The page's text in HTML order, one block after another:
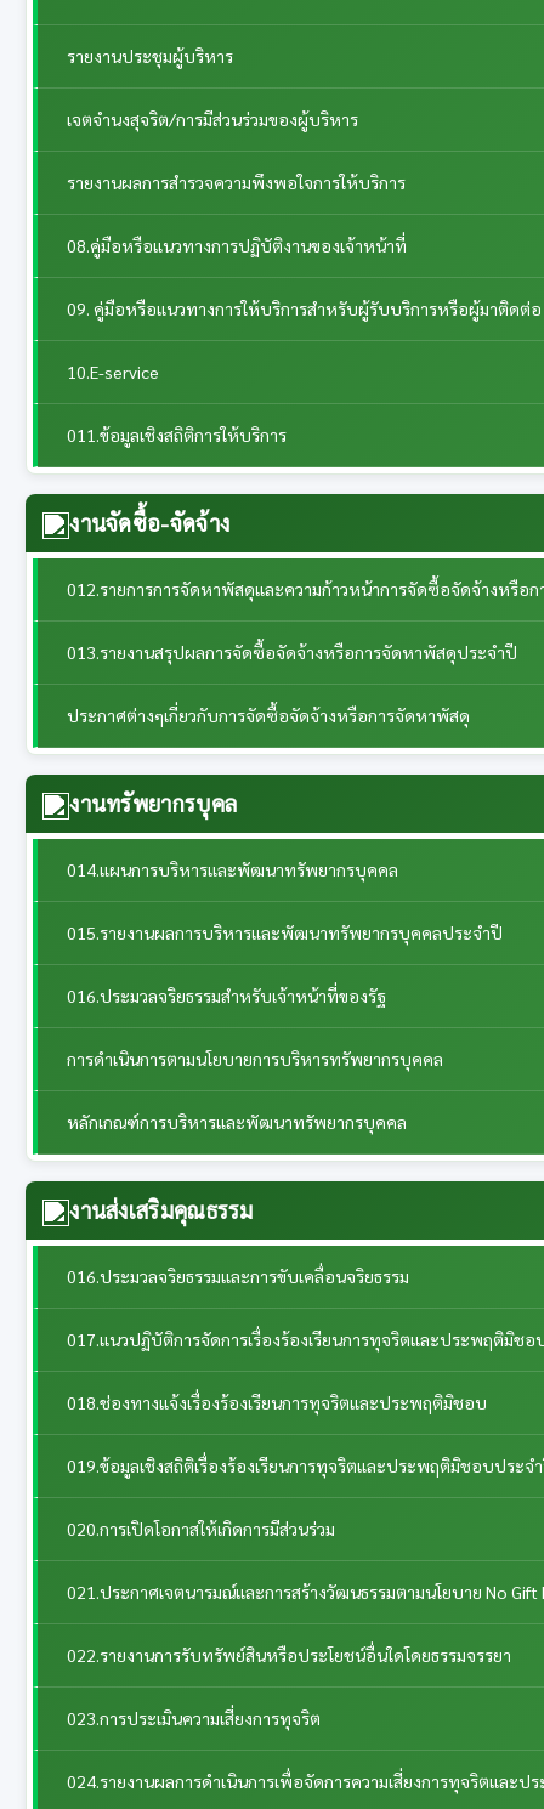
รายงานประชุมผู้บริหาร
เจตจำนงสุจริต/การมีส่วนร่วมของผู้บริหาร
รายงานผลการสำรวจความพึงพอใจการให้บริการ
08.คู่มือหรือแนวทางการปฏิบัติงานของเจ้าหน้าที่
09. คู่มือหรือแนวทางการให้บริการสำหรับผู้รับบริการหรือผู้มาติดต่อ
10.E-service
011.ข้อมูลเชิงสถิติการให้บริการ
งานจัดซื้อ-จัดจ้าง
012.รายการการจัดหาพัสดุและความก้าวหน้าการจัดซื้อจัดจ้างหรือ
013.รายงานสรุปผลการจัดซื้อจัดจ้างหรือการจัดหาพัสดุประจำปี
ประกาศต่างๆเกี่ยวกับการจัดซื้อจัดจ้างหรือการจัดหาพัสดุ
งานทรัพยากรบุคล
014.แผนการบริหารและพัฒนาทรัพยากรบุคคล
015.รายงานผลการบริหารและพัฒนาทรัพยากรบุคคลประจําปี
016.ประมวลจริยธรรมสำหรับเจ้าหน้าที่ของรัฐ
การดำเนินการตามนโยบายการบริหารทรัพยากรบุคคล
หลักเกณฑ์การบริหารและพัฒนาทรัพยากรบุคคล
งานส่งเสริมคุณธรรม
016.ประมวลจริยธรรมและการขับเคลื่อนจริยธรรม
017.แนวปฏิบัติการจัดการเรื่องร้องเรียนการทุจริตและประพฤติมิชอ
018.ช่องทางแจ้งเรื่องร้องเรียนการทุจริตและประพฤติมิชอบ
019.ข้อมูลเชิงสถิติเรื่องร้องเรียนการทุจริตและประพฤติมิชอบประจ
020.การเปิดโอกาสให้เกิดการมีส่วนร่วม
021.ประกาศเจตนารมณ์และการสร้างวัฒนธรรมตามนโยบาย No Gift
022.รายงานการรับทรัพย์สินหรือประโยชน์อื่นใดโดยธรรมจรรยา
023.การประเมินความเสี่ยงการทุจริต
024.รายงานผลการดำเนินการเพื่อจัดการความเสี่ยงการทุจริตและ